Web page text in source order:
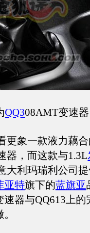
QQ308AMT变速
象一款液力藕合
器，而这款与1.3L
大利玛瑞利公司
亚特旗下的蓝旗亚
速器与QQ613上